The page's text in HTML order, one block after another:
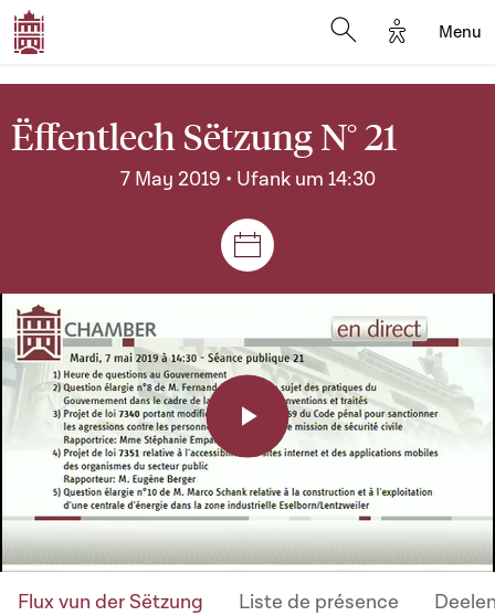
Options
Menu
Ëffentlech Sëtzung N° 21
7 May 2019 • Ufank um 14:30
Sëtzungen a Reuniounen
Play
Video
Flux vun der Sëtzung Liste de présence